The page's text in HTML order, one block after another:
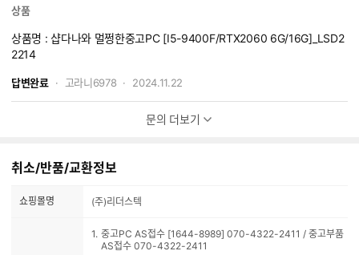
무슨 문제인가요
상품
상품명 : 샵다나와 멀쩡한중고PC [I5-9400F/RTX2060 6G/16G]_LSD2
2214
답변완료 고라니6978 2024.11.22
문의 더보기
취소/반품/교환정보
쇼핑몰명 (주)리더스텍
중고PC AS접수 [1644-8989] 070-4322-2411 / 중고부품
AS접수 070-4322-2411